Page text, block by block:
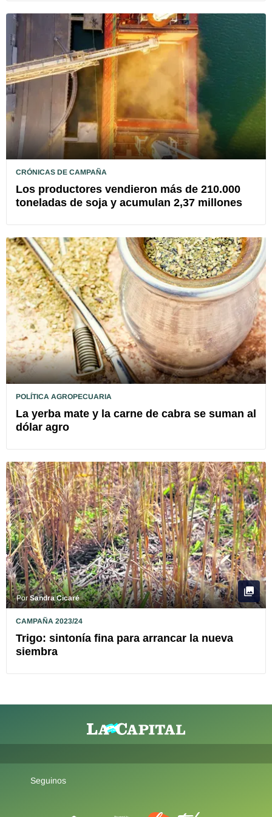
CRÓNICAS DE CAMPAÑA
Los productores vendieron más de 210.000
toneladas de soja y acumulan 2,37 millones
POLÍTICA AGROPECUARIA
La yerba mate y la carne de cabra se suman al
dólar agro
PorSandra Cicaré
CAMPAÑA 2023/24
Trigo: sintonía fina para arrancar la nueva
siembra
Seguinos